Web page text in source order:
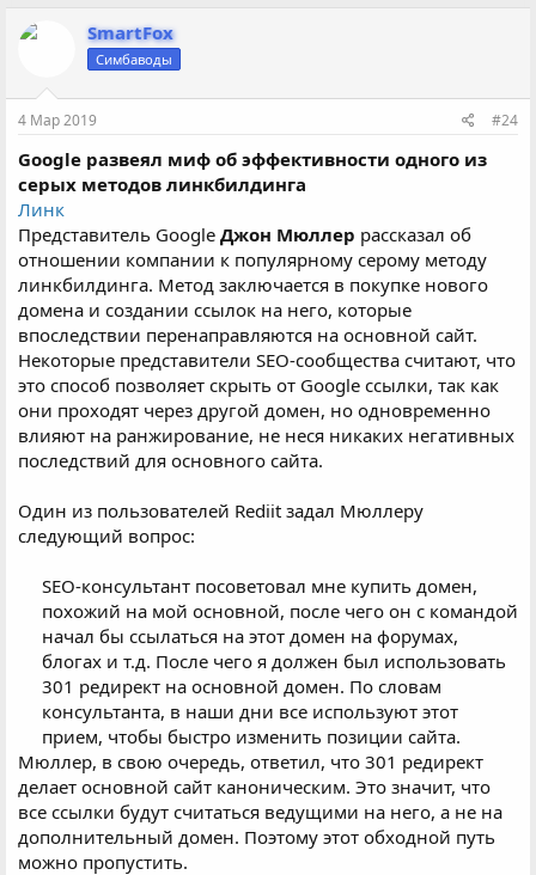
:
SmartFox
Симбаводы
4 Мар 2019 #24
Google развеял миф об эффективности одного из
серых методов линкбилдинга
Линк
Представитель Google Джон Мюллер рассказал об
отношении компании к популярному серому методу
линкбилдинга. Метод заключается в покупке нового
домена и создании ссылок на него, которые
впоследствии перенаправляются на основной сайт.
Некоторые представители SEO-сообщества считают, что
это способ позволяет скрыть от Google ссылки, так как
они проходят через другой домен, но одновременно
влияют на ранжирование, не неся никаких негативных
последствий для основного сайта.
Один из пользователей Rediit задал Мюллеру
следующий вопрос:
SEO-консультант посоветовал мне купить домен,
похожий на мой основной, после чего он с командой
начал бы ссылаться на этот домен на форумах,
блогах и т.д. После чего я должен был использовать
301 редирект на основной домен. По словам
консультанта, в наши дни все используют этот
прием, чтобы быстро изменить позиции сайта.​
Мюллер, в свою очередь, ответил, что 301 редирект
делает основной сайт каноническим. Это значит, что
все ссылки будут считаться ведущими на него, а не на
дополнительный домен. Поэтому этот обходной путь
можно пропустить.